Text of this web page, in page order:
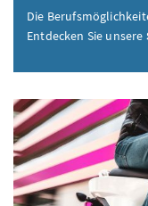
Die
Entdecken Sie unsere